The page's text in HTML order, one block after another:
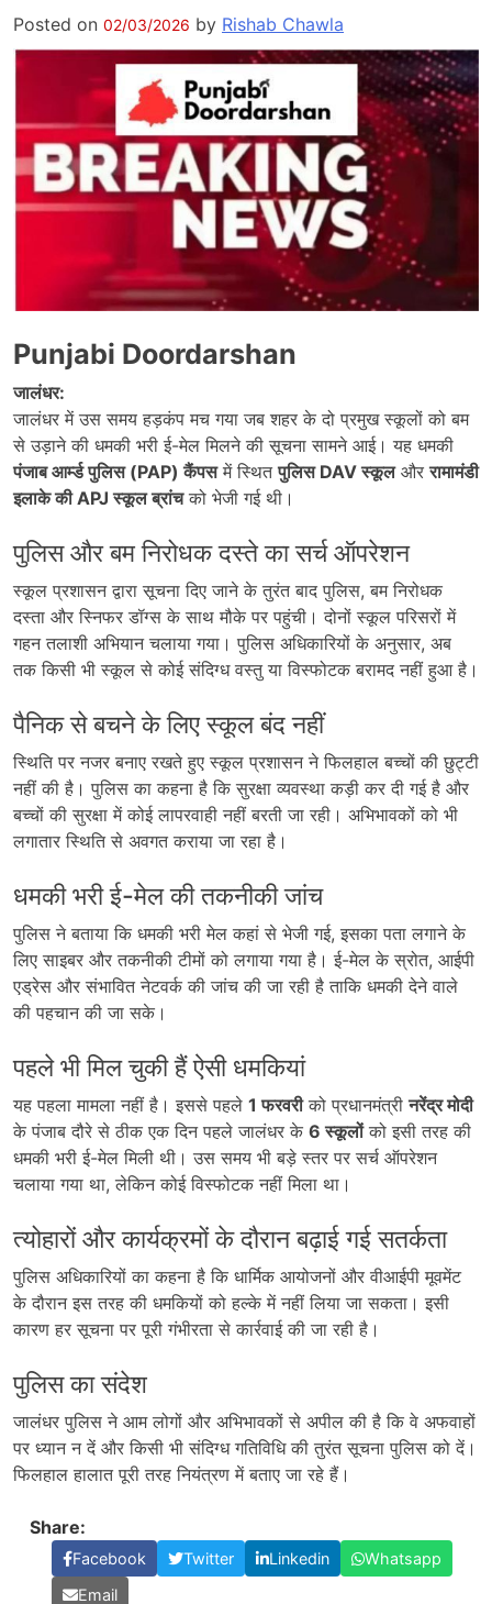
Posted on 02/03/2026 by Rishab Chawla
Punjabi Doordarshan
जालंधर:
जालंधर में उस समय हड़कंप मच गया जब शहर के दो प्रमुख स्कूलों को बम
से उड़ाने की धमकी भरी ई-मेल मिलने की सूचना सामने आई। यह धमकी
पंजाब आर्म्ड पुलिस (PAP) कैंपसमें स्थितपुलिस DAV स्कूलऔररामामंडी
इलाके की APJ स्कूल ब्रांचको भेजी गई थी।
पुलिस और बम निरोधक दस्ते का सर्च ऑपरेशन
स्कूल प्रशासन द्वारा सूचना दिए जाने के तुरंत बाद पुलिस, बम निरोधक
दस्ता और स्निफर डॉग्स के साथ मौके पर पहुंची। दोनों स्कूल परिसरों में
गहन तलाशी अभियान चलाया गया। पुलिस अधिकारियों के अनुसार, अब
तक किसी भी स्कूल से कोई संदिग्ध वस्तु या विस्फोटक बरामद नहीं हुआ है।
पैनिक से बचने के लिए स्कूल बंद नहीं
स्थिति पर नजर बनाए रखते हुए स्कूल प्रशासन ने फिलहाल बच्चों की छुट्टी
नहीं की है। पुलिस का कहना है कि सुरक्षा व्यवस्था कड़ी कर दी गई है और
बच्चों की सुरक्षा में कोई लापरवाही नहीं बरती जा रही। अभिभावकों को भी
लगातार स्थिति से अवगत कराया जा रहा है।
धमकी भरी ई-मेल की तकनीकी जांच
पुलिस ने बताया कि धमकी भरी मेल कहां से भेजी गई, इसका पता लगाने के
लिए साइबर और तकनीकी टीमों को लगाया गया है। ई-मेल के स्रोत, आईपी
एड्रेस और संभावित नेटवर्क की जांच की जा रही है ताकि धमकी देने वाले
की पहचान की जा सके।
पहले भी मिल चुकी हैं ऐसी धमकियां
यह पहला मामला नहीं है। इससे पहले 1 फरवरीको प्रधानमंत्रीनरेंद्र मोदी
के पंजाब दौरे से ठीक एक दिन पहले जालंधर के 6 स्कूलोंको इसी तरह की
धमकी भरी ई-मेल मिली थी। उस समय भी बड़े स्तर पर सर्च ऑपरेशन
चलाया गया था, लेकिन कोई विस्फोटक नहीं मिला था।
त्योहारों और कार्यक्रमों के दौरान बढ़ाई गई सतर्कता
पुलिस अधिकारियों का कहना है कि धार्मिक आयोजनों और वीआईपी मूवमेंट
के दौरान इस तरह की धमकियों को हल्के में नहीं लिया जा सकता। इसी
कारण हर सूचना पर पूरी गंभीरता से कार्रवाई की जा रही है।
पुलिस का संदेश
जालंधर पुलिस ने आम लोगों और अभिभावकों से अपील की है कि वे अफवाहों
पर ध्यान न दें और किसी भी संदिग्ध गतिविधि की तुरंत सूचना पुलिस को दें।
फिलहाल हालात पूरी तरह नियंत्रण में बताए जा रहे हैं।
Share:
Facebook Twitter Linkedin
Whatsapp
Email